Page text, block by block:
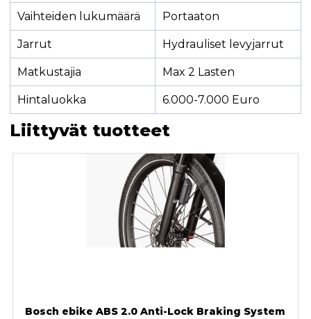
Vaihteiden lukumäärä Portaaton
Jarrut Hydrauliset levyjarrut
Matkustajia Max 2 Lasten
Hintaluokka 6.000-7.000 Euro
Liittyvät tuotteet
Bosch ebike ABS 2.0 Anti-Lock Braking System